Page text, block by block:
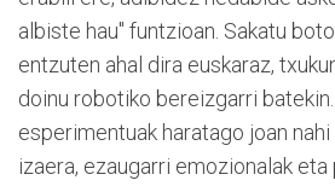
albiste hau" funtzioan. Sakatu
entzuten ahal dira euskaraz,
doinu robotiko bereizgarri
esperimentuak haratago joan nahi
izaera, ezaugarri emozionalak